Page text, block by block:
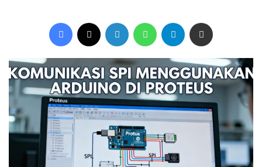
Facebook LinkedIn WhatsAppTelegram